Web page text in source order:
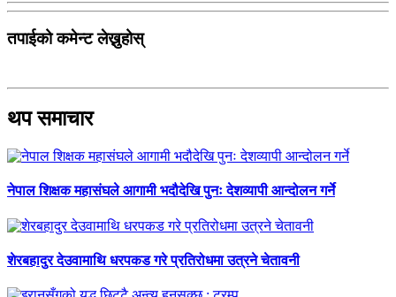
तपाईको कमेन्ट लेख्नुहोस्
थप समाचार
नेपाल शिक्षक महासंघले आगामी भदौदेखि पुनः देशव्यापी आन्दोलन गर्ने
शेरबहादुर देउवामाथि धरपकड गरे प्रतिरोधमा उत्रने चेतावनी